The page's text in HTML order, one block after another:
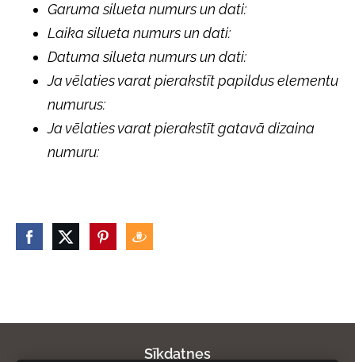
Garuma silueta numurs un dati:
Laika silueta numurs un dati:
Datuma silueta numurs un dati:
Ja vēlaties varat pierakstīt papildus elementu
numurus:
Ja vēlaties varat pierakstīt gatavā dizaina
numuru:
Sīkdatnes